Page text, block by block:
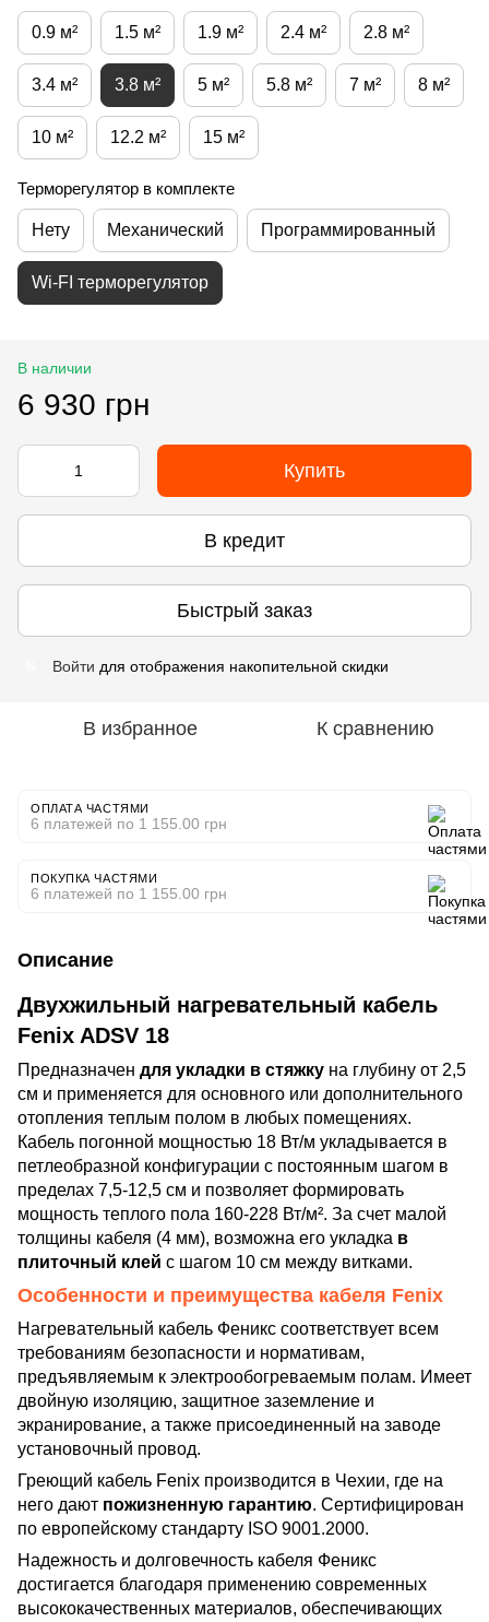
0.9 м² 1.5 м² 1.9 м² 2.4 м² 2.8 м²
3.4 м² 3.8 м² 5 м² 5.8 м² 7 м² 8 м²
10 м² 12.2 м² 15 м²
Терморегулятор в комплекте
Нету Механический Программированный
Wi-FI терморегулятор
В наличии
6 930 грн
Купить
В кредит
Быстрый заказ
Войти для отображения накопительной скидки
В избранное К сравнению
ОПЛАТА ЧАСТЯМИ
6 платежей по 1 155.00 грн
ПОКУПКА ЧАСТЯМИ
6 платежей по 1 155.00 грн
Описание
Двухжильный нагревательный кабель
Fenix ADSV 18
Предназначен для укладки в стяжку на глубину от 2,5
см и применяется для основного или дополнительного
отопления теплым полом в любых помещениях.
Кабель погонной мощностью 18 Вт/м укладывается в
петлеобразной конфигурации с постоянным шагом в
пределах 7,5-12,5 см и позволяет формировать
мощность теплого пола 160-228 Вт/м². За счет малой
толщины кабеля (4 мм), возможна его укладка в
плиточный клей с шагом 10 см между витками.
Особенности и преимущества кабеля Fenix
Нагревательный кабель Феникс соответствует всем
требованиям безопасности и нормативам,
предъявляемым к электрообогреваемым полам. Имеет
двойную изоляцию, защитное заземление и
экранирование, а также присоединенный на заводе
установочный провод.
Греющий кабель Fenix производится в Чехии, где на
него дают пожизненную гарантию. Сертифицирован
по европейскому стандарту ISO 9001.2000.
Надежность и долговечность кабеля Феникс
достигается благодаря применению современных
высококачественных материалов, обеспечивающих